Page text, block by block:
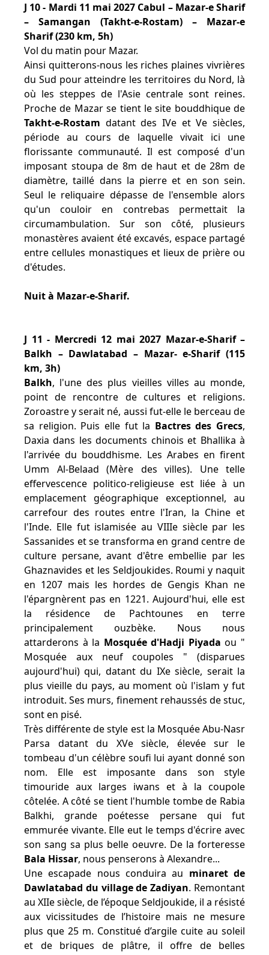
J 10 - Mardi 11 mai 2027 Cabul – Mazar-e Sharif
– Samangan (Takht-e-Rostam) – Mazar-e
Sharif (230 km, 5h)
Vol du matin pour Mazar.
Ainsi quitterons-nous les riches plaines vivrières
du Sud pour atteindre les territoires du Nord, là
où les steppes de l'Asie centrale sont reines.
Proche de Mazar se tient le site bouddhique de
Takht-e-Rostam datant des IVe et Ve siècles,
période au cours de laquelle vivait ici une
florissante communauté. Il est composé d'un
imposant stoupa de 8m de haut et de 28m de
diamètre, taillé dans la pierre et en son sein.
Seul le reliquaire dépasse de l'ensemble alors
qu'un couloir en contrebas permettait la
circumambulation. Sur son côté, plusieurs
monastères avaient été excavés, espace partagé
entre cellules monastiques et lieux de prière ou
d'études.
Nuit à Mazar-e-Sharif.
J 11 - Mercredi 12 mai 2027 Mazar-e-Sharif –
Balkh – Dawlatabad – Mazar- e-Sharif (115
km, 3h)
Balkh, l'une des plus vieilles villes au monde,
point de rencontre de cultures et religions.
Zoroastre y serait né, aussi fut-elle le berceau de
sa religion. Puis elle fut la Bactres des Grecs,
Daxia dans les documents chinois et Bhallika à
l'arrivée du bouddhisme. Les Arabes en firent
Umm Al-Belaad (Mère des villes). Une telle
effervescence politico-religieuse est liée à un
emplacement géographique exceptionnel, au
carrefour des routes entre l'Iran, la Chine et
l'Inde. Elle fut islamisée au VIIIe siècle par les
Sassanides et se transforma en grand centre de
culture persane, avant d'être embellie par les
Ghaznavides et les Seldjoukides. Roumi y naquit
en 1207 mais les hordes de Gengis Khan ne
l'épargnèrent pas en 1221. Aujourd'hui, elle est
la résidence de Pachtounes en terre
principalement ouzbèke. Nous nous
attarderons à la Mosquée d'Hadji Piyada ou "
Mosquée aux neuf coupoles " (disparues
aujourd'hui) qui, datant du IXe siècle, serait la
plus vieille du pays, au moment où l'islam y fut
introduit. Ses murs, finement rehaussés de stuc,
sont en pisé.
Très différente de style est la Mosquée Abu-Nasr
Parsa datant du XVe siècle, élevée sur le
tombeau d'un célèbre soufi lui ayant donné son
nom. Elle est imposante dans son style
timouride aux larges iwans et à la coupole
côtelée. A côté se tient l'humble tombe de Rabia
Balkhi, grande poétesse persane qui fut
emmurée vivante. Elle eut le temps d'écrire avec
son sang sa plus belle oeuvre. De la forteresse
Bala Hissar, nous penserons à Alexandre...
Une escapade nous conduira au minaret de
Dawlatabad du village de Zadiyan. Remontant
au XIIe siècle, de l’époque Seldjoukide, il a résisté
aux vicissitudes de l’histoire mais ne mesure
plus que 25 m. Constitué d’argile cuite au soleil
et de briques de plâtre, il offre de belles